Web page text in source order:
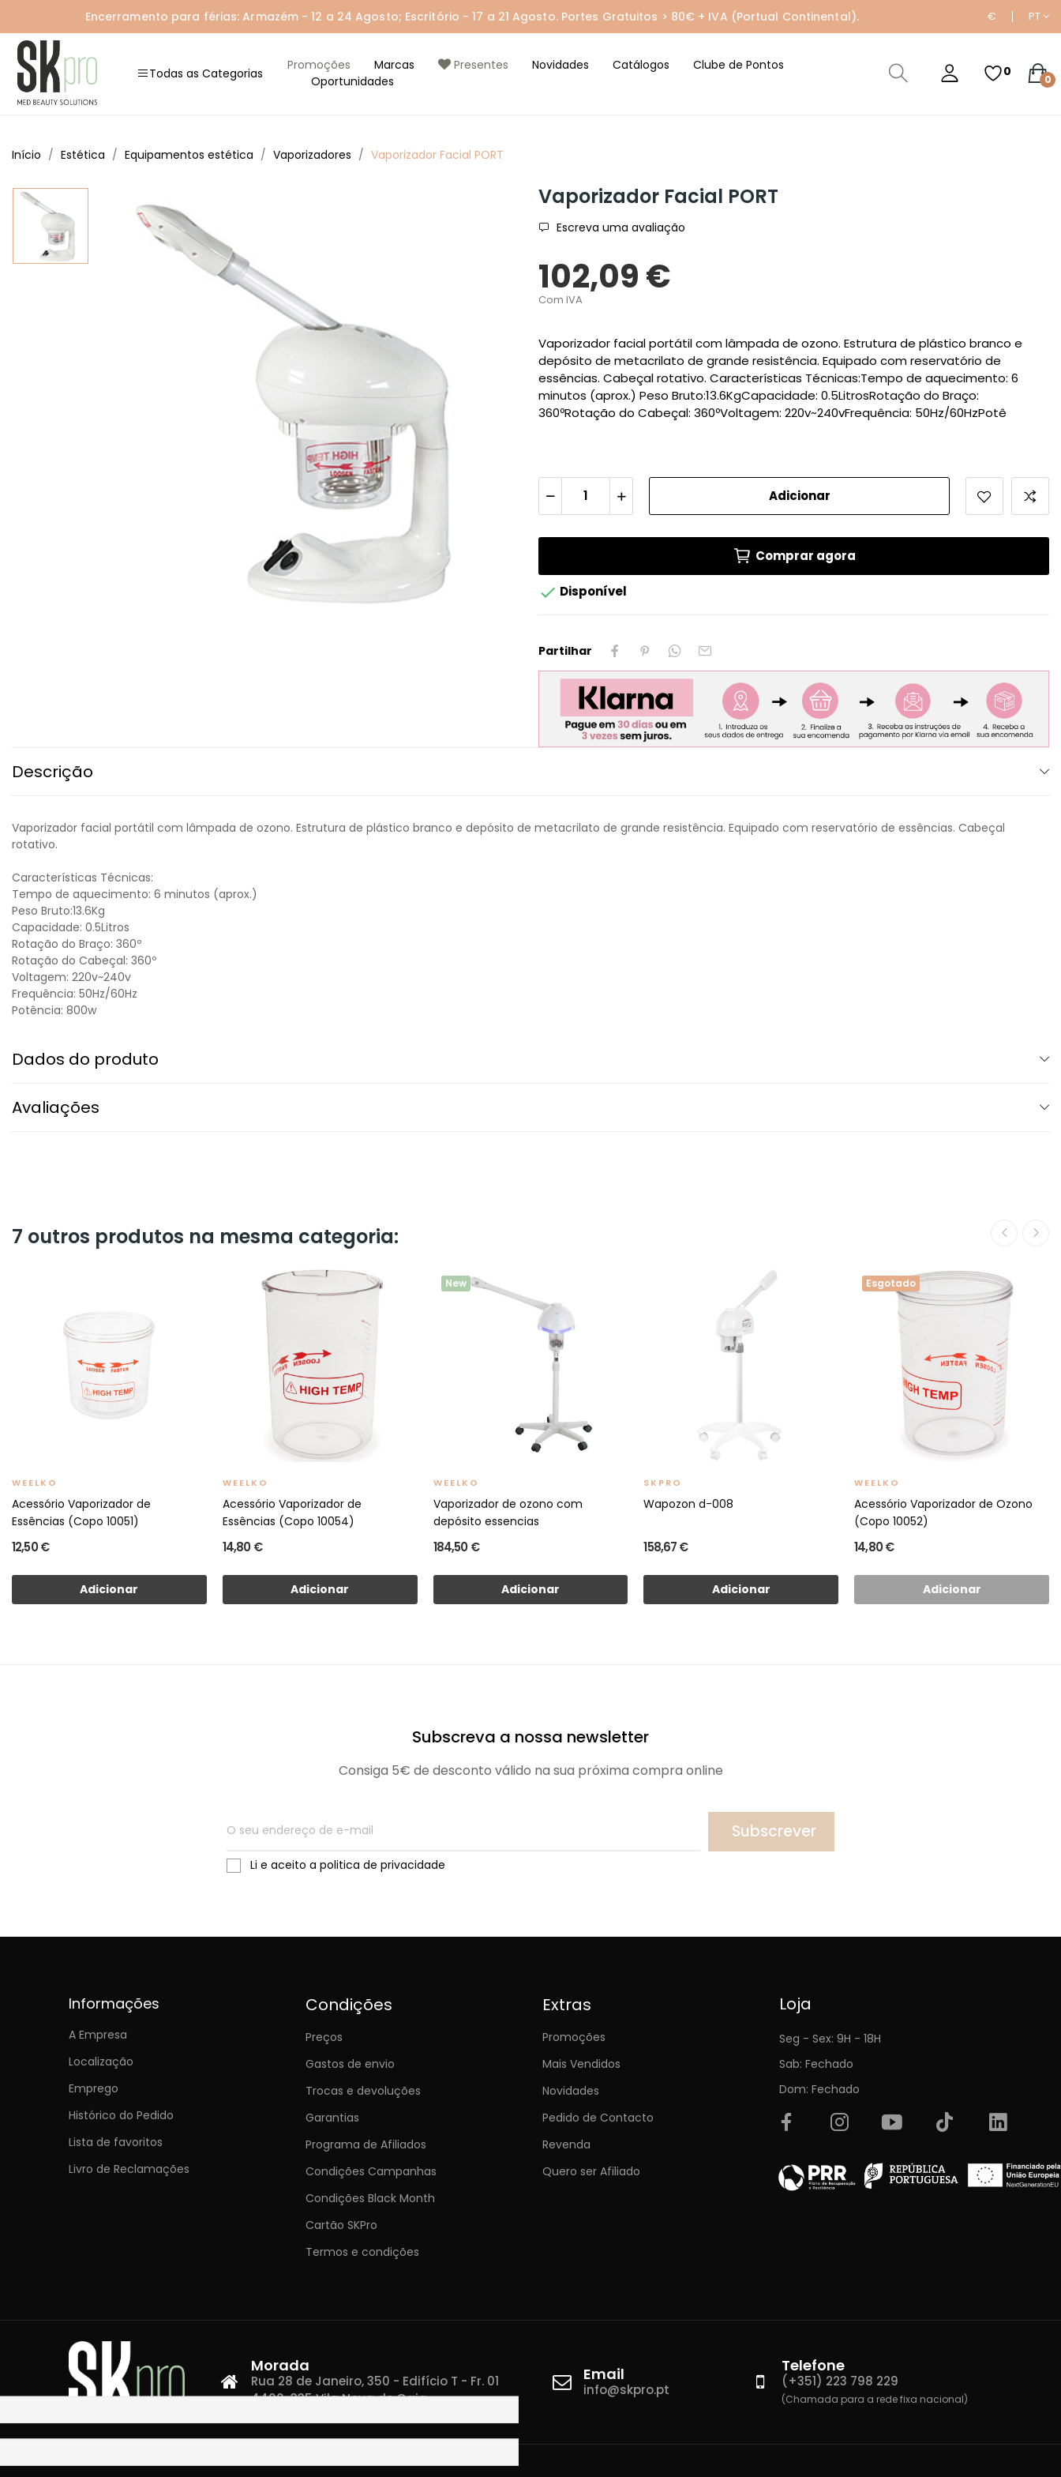
Encerramento para férias: Armazém - 12 a 24 Agosto; Escritório - 17 a 21 Agosto. Portes Gratuitos > 80€ + IVA (Portual Continental). € PT
Todas as Categorias
Promoções Marcas Presentes Novidades Catálogos
Clube de Pontos
Oportunidades
0
0
Início Estética Equipamentos estética Vaporizadores Vaporizador Facial PORT
Vaporizador Facial PORT
Escreva uma avaliação
102,09 €
Com IVA
Vaporizador facial portátil com lâmpada de ozono. Estrutura de plástico branco e
depósito de metacrilato de grande resistência. Equipado com reservatório de
essências. Cabeçal rotativo. Características Técnicas:Tempo de aquecimento: 6
minutos (aprox.) Peso Bruto:13.6KgCapacidade: 0.5LitrosRotação do Braço:
360ºRotação do Cabeçal: 360ºVoltagem: 220v~240vFrequência: 50Hz/60HzPotê
Adicionar
Comprar agora
 Disponível
Partilhar
Descrição
Vaporizador facial portátil com lâmpada de ozono. Estrutura de plástico branco e depósito de metacrilato de grande resistência. Equipado com reservatório de essências. Cabeçal
rotativo.
Características Técnicas:
Tempo de aquecimento: 6 minutos (aprox.)
Peso Bruto:13.6Kg
Capacidade: 0.5Litros
Rotação do Braço: 360º
Rotação do Cabeçal: 360º
Voltagem: 220v~240v
Frequência: 50Hz/60Hz
Potência: 800w
Dados do produto
Avaliações
7 outros produtos na mesma categoria:
WEELKO
Acessório Vaporizador de
Essências (Copo 10051)
12,50 €
Adicionar
WEELKO
Acessório Vaporizador de
Essências (Copo 10054)
14,80 €
Adicionar
New
WEELKO
Vaporizador de ozono com
depósito essencias
184,50 €
Adicionar
SKPRO
Wapozon d-008
158,67 €
Adicionar
Esgotado
WEELKO
Acessório Vaporizador de Ozono
(Copo 10052)
14,80 €
Adicionar
Subscreva a nossa newsletter
Consiga 5€ de desconto válido na sua próxima compra online
Subscrever
Li e aceito a politica de privacidade
Informações
A Empresa
Localização
Emprego
Histórico do Pedido
Lista de favoritos
Livro de Reclamações
Condições
Preços
Gastos de envio
Trocas e devoluções
Garantias
Programa de Afiliados
Condições Campanhas
Condições Black Month
Cartão SKPro
Termos e condições
Extras
Promoções
Mais Vendidos
Novidades
Pedido de Contacto
Revenda
Quero ser Afiliado
Loja
Seg - Sex: 9H - 18H
Sab: Fechado
Dom: Fechado
Morada
Rua 28 de Janeiro, 350 - Edifício T - Fr. 01
4400-335 Vila Nova de Gaia
Email
info@skpro.pt
Telefone
(+351) 223 798 229
(Chamada para a rede fixa nacional)